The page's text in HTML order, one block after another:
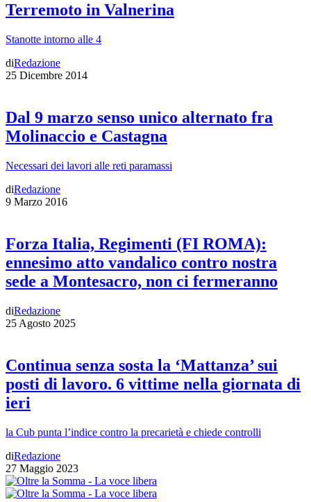
Terremoto in Valnerina
Stanotte intorno alle 4
diRedazione
25 Dicembre 2014
Dal 9 marzo senso unico alternato fra
Molinaccio e Castagna
Necessari dei lavori alle reti paramassi
diRedazione
9 Marzo 2016
Forza Italia, Regimenti (FI ROMA):
ennesimo atto vandalico contro nostra
sede a Montesacro, non ci fermeranno
diRedazione
25 Agosto 2025
Continua senza sosta la ‘Mattanza’ sui
posti di lavoro. 6 vittime nella giornata di
ieri
la Cub punta l’indice contro la precarietà e chiede controlli
diRedazione
27 Maggio 2023